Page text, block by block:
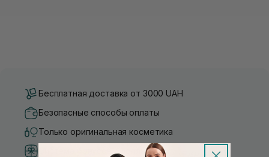
Бесплатная доставка от 3000 UAH
Безопасные способы оплаты
Только оригинальная косметика
Система бонусов и лояльности